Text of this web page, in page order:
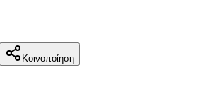
Κοινοποίηση